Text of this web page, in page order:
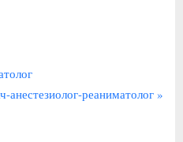
анестезиолог-реаниматолог